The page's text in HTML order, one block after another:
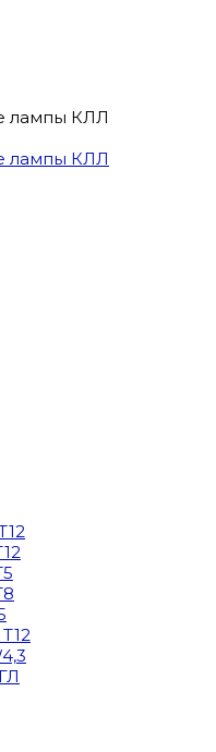
лампы КЛЛ
лампы КЛЛ